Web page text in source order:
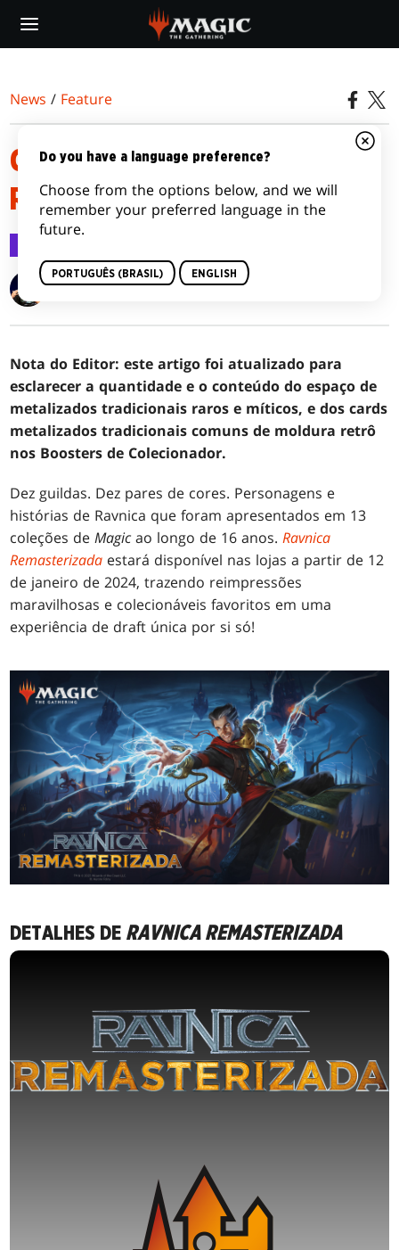
main
News / Feature
COLECIONANDO RAVNICA
REMASTERIZADA
Zakeel Gordon
Nota do Editor: este artigo foi atualizado para
esclarecer a quantidade e o conteúdo do espaço de
metalizados tradicionais raros e míticos, e dos cards
metalizados tradicionais comuns de moldura retrô
nos Boosters de Colecionador.
Dez guildas. Dez pares de cores. Personagens e
histórias de Ravnica que foram apresentados em 13
coleções deMagic ao longo de 16 anos.Ravnica
Remasterizada estará disponível nas lojas a partir de 12
de janeiro de 2024, trazendo reimpressões
maravilhosas e colecionáveis favoritos em uma
experiência de draft única por si só!
DETALHES DE RAVNICA REMASTERIZADA
Do you have a language preference?
Choose from the options below, and we will
remember your preferred language in the
future.
PORTUGUÊS (BRASIL) ENGLISH